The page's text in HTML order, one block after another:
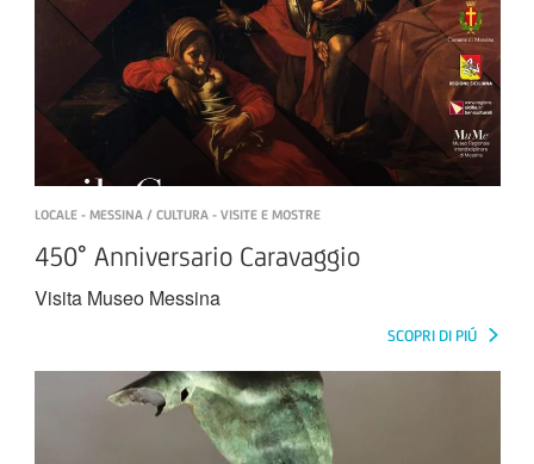
LOCALE - MESSINA / CULTURA - VISITE E MOSTRE
450° Anniversario Caravaggio
Visita Museo Messina
SCOPRI DI PIÚ